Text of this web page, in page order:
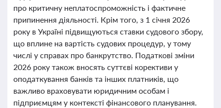
про критичну неплатоспроможність і фактичне
припинення діяльності. Крім того, з 1 січня 2026
року в Україні підвищуються ставки судового збору,
що вплине на вартість судових процедур, у тому
числі у справах про банкрутство. Податкові зміни
2026 року також вносять суттєві корективи у
оподаткування банків та інших платників, що
важливо враховувати юридичним особам і
підприємцям у контексті фінансового планування.